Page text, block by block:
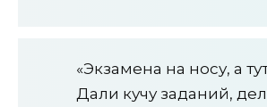
«Экзамена на носу, а
Дали кучу заданий,